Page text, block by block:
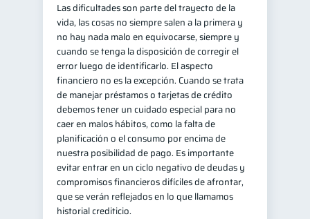
Las dificultades son parte del trayecto de la
vida, las cosas no siempre salen a la primera y
no hay nada malo en equivocarse, siempre y
cuando se tenga la disposición de corregir el
error luego de identificarlo. El aspecto
financiero no es la excepción. Cuando se trata
de manejar préstamos o tarjetas de crédito
debemos tener un cuidado especial para no
caer en malos hábitos, como la falta de
planificación o el consumo por encima de
nuestra posibilidad de pago. Es importante
evitar entrar en un ciclo negativo de deudas y
compromisos financieros difíciles de afrontar,
que se verán reflejados en lo que llamamos
historial crediticio.